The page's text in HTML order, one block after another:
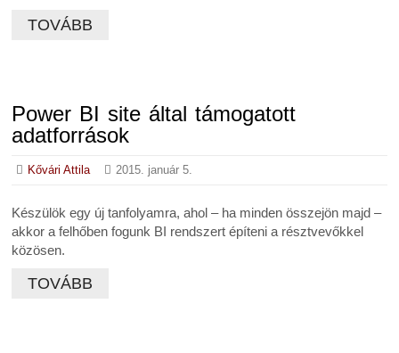
TOVÁBB
Power BI site által támogatott
adatforrások
Kővári Attila 2015. január 5.
Készülök egy új tanfolyamra, ahol – ha minden összejön majd –
akkor a felhőben fogunk BI rendszert építeni a résztvevőkkel
közösen.
TOVÁBB